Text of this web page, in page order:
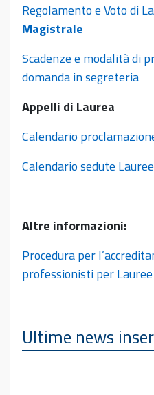
Regolamento e Voto di
Magistrale
Scadenze e modalità di
domanda in segreteria
Appelli di Laurea
Calendario
Calendario sedute
Altre informazioni:
Procedura per
professionisti per
Ultime news